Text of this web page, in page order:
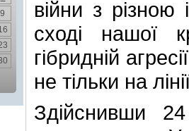
9
війни з різною
сході нашої
гібридній
не тільки на
Здійснивши